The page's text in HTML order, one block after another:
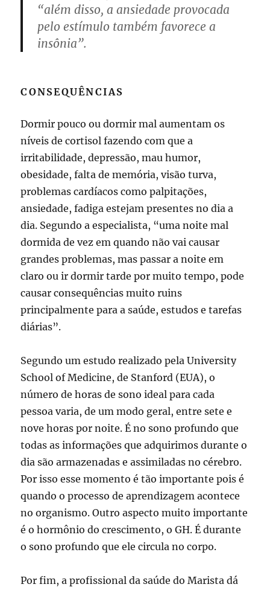
“além disso, a ansiedade provocada
pelo estímulo também favorece a
insônia”.
CONSEQUÊNCIAS
Dormir pouco ou dormir mal aumentam os
níveis de cortisol fazendo com que a
irritabilidade, depressão, mau humor,
obesidade, falta de memória, visão turva,
problemas cardíacos como palpitações,
ansiedade, fadiga estejam presentes no dia a
dia. Segundo a especialista, “uma noite mal
dormida de vez em quando não vai causar
grandes problemas, mas passar a noite em
claro ou ir dormir tarde por muito tempo, pode
causar consequências muito ruins
principalmente para a saúde, estudos e tarefas
diárias”.
Segundo um estudo realizado pela University
School of Medicine, de Stanford (EUA), o
número de horas de sono ideal para cada
pessoa varia, de um modo geral, entre sete e
nove horas por noite. É no sono profundo que
todas as informações que adquirimos durante o
dia são armazenadas e assimiladas no cérebro.
Por isso esse momento é tão importante pois é
quando o processo de aprendizagem acontece
no organismo. Outro aspecto muito importante
é o hormônio do crescimento, o GH. É durante
o sono profundo que ele circula no corpo.
Por fim, a profissional da saúde do Marista dá